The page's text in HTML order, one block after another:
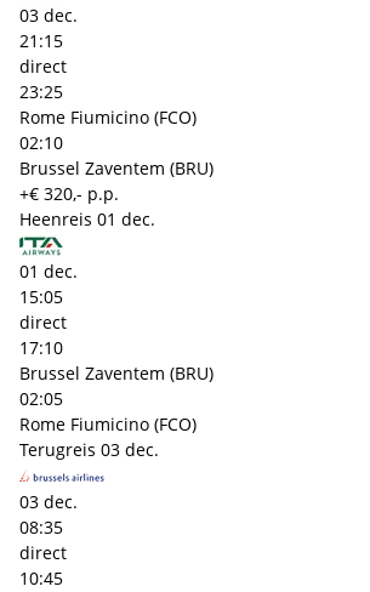
03 dec.
21:15
direct
23:25
Rome Fiumicino (FCO)
02:10
Brussel Zaventem (BRU)
+€ 320,- p.p.
Heenreis 01 dec.
01 dec.
15:05
direct
17:10
Brussel Zaventem (BRU)
02:05
Rome Fiumicino (FCO)
Terugreis 03 dec.
03 dec.
08:35
direct
10:45